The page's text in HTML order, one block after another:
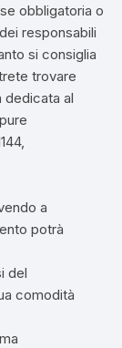
obbligatoria o
responsabili
si consiglia
trovare
dedicata al
a
potrà
del
comodità